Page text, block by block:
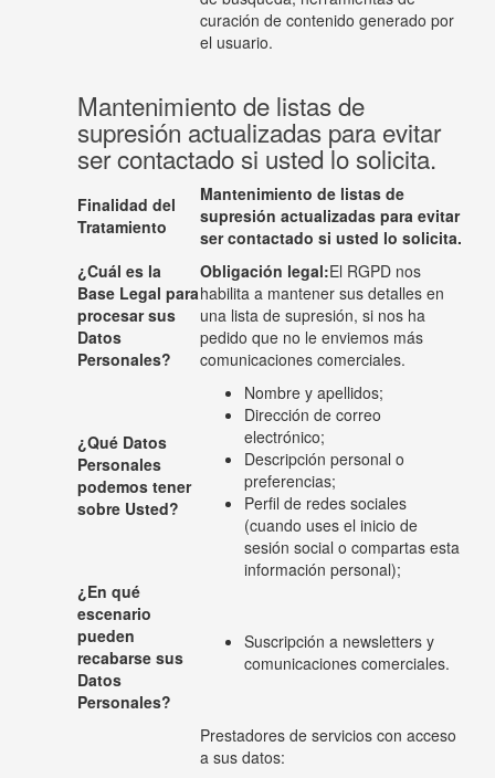
curación de contenido generado por
el usuario.
Mantenimiento de listas de
supresión actualizadas para evitar
ser contactado si usted lo solicita.
Finalidad del
Tratamiento
Mantenimiento de listas de
supresión actualizadas para evitar
ser contactado si usted lo solicita.
¿Cuál es la
Base Legal para
procesar sus
Datos
Personales?
Obligación legal:El RGPD nos
habilita a mantener sus detalles en
una lista de supresión, si nos ha
pedido que no le enviemos más
comunicaciones comerciales.
¿Qué Datos
Personales
podemos tener
sobre Usted?
Nombre y apellidos;
Dirección de correo
electrónico;
Descripción personal o
preferencias;
Perfil de redes sociales
(cuando uses el inicio de
sesión social o compartas esta
información personal);
¿En qué
escenario
pueden
recabarse sus
Datos
Personales?
Suscripción a newsletters y
comunicaciones comerciales.
Prestadores de servicios con acceso
a sus datos: